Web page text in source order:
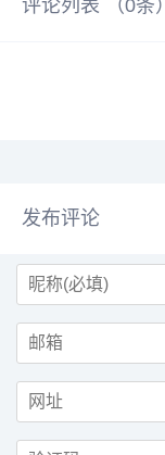
评论列表 （0条）
发布评论